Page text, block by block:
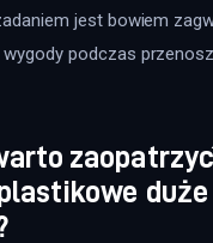
jest bowiem
podczas
duże